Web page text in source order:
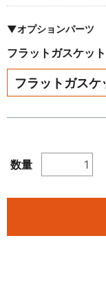
▼オプションパーツ
フラットガスケット
数量